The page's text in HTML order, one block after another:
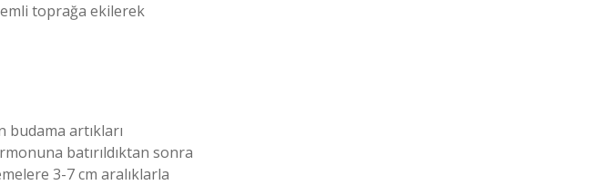
toprağa ekilerek
budama artıkları
batırıldıktan sonra
3-7 cm aralıklarla